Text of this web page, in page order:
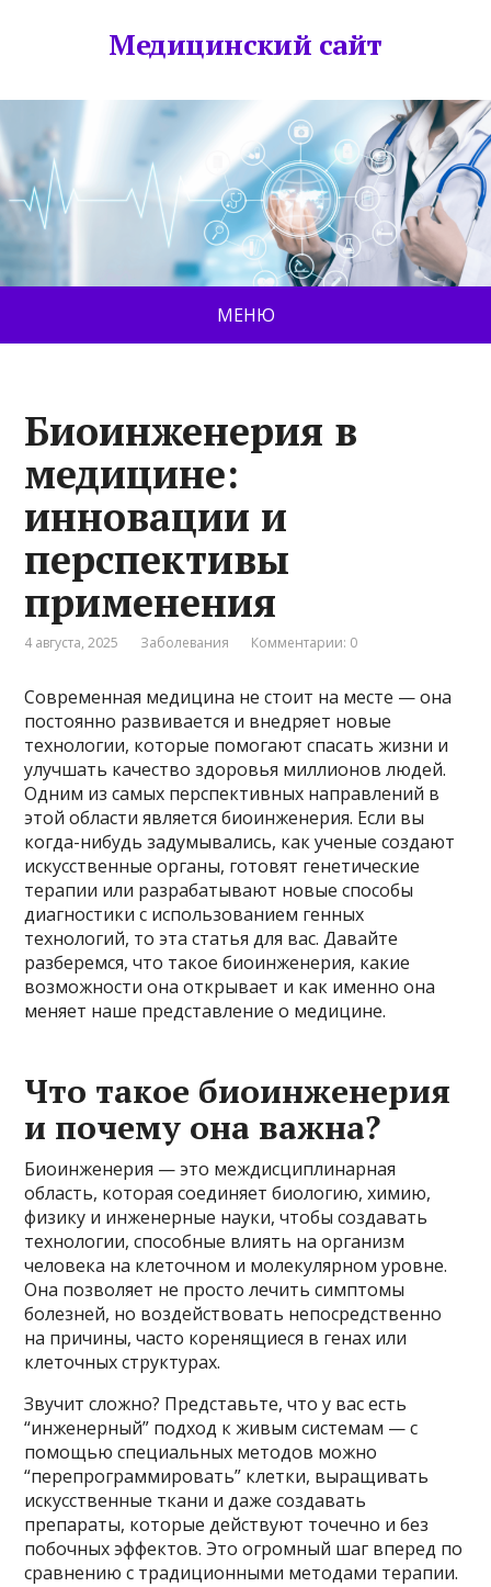
Медицинский сайт
МЕНЮ
Биоинженерия в
медицине:
инновации и
перспективы
применения
4 августа, 2025 Заболевания Комментарии: 0
Современная медицина не стоит на месте — она
постоянно развивается и внедряет новые
технологии, которые помогают спасать жизни и
улучшать качество здоровья миллионов людей.
Одним из самых перспективных направлений в
этой области является биоинженерия. Если вы
когда-нибудь задумывались, как ученые создают
искусственные органы, готовят генетические
терапии или разрабатывают новые способы
диагностики с использованием генных
технологий, то эта статья для вас. Давайте
разберемся, что такое биоинженерия, какие
возможности она открывает и как именно она
меняет наше представление о медицине.
Что такое биоинженерия
и почему она важна?
Биоинженерия — это междисциплинарная
область, которая соединяет биологию, химию,
физику и инженерные науки, чтобы создавать
технологии, способные влиять на организм
человека на клеточном и молекулярном уровне.
Она позволяет не просто лечить симптомы
болезней, но воздействовать непосредственно
на причины, часто коренящиеся в генах или
клеточных структурах.
Звучит сложно? Представьте, что у вас есть
“инженерный” подход к живым системам — с
помощью специальных методов можно
“перепрограммировать” клетки, выращивать
искусственные ткани и даже создавать
препараты, которые действуют точечно и без
побочных эффектов. Это огромный шаг вперед по
сравнению с традиционными методами терапии.